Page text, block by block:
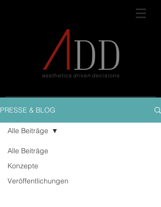
PRESSE & BLOG
Alle Beiträge
Konzepte
Veröffentlichungen
Alle Beiträge